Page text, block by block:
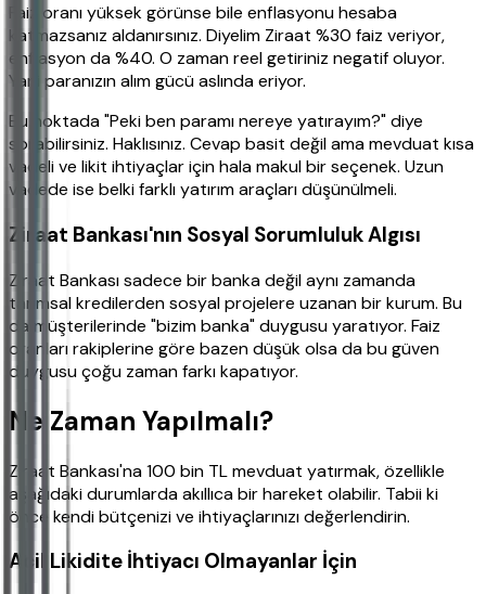
Faiz oranı yüksek görünse bile enflasyonu hesaba
katmazsanız aldanırsınız. Diyelim Ziraat %30 faiz veriyor,
enflasyon da %40. O zaman reel getiriniz negatif oluyor.
Yani paranızın alım gücü aslında eriyor.
Bu noktada "Peki ben paramı nereye yatırayım?" diye
sorabilirsiniz. Haklısınız. Cevap basit değil ama mevduat kısa
vadeli ve likit ihtiyaçlar için hala makul bir seçenek. Uzun
vadede ise belki farklı yatırım araçları düşünülmeli.
Ziraat Bankası'nın Sosyal Sorumluluk Algısı
Ziraat Bankası sadece bir banka değil aynı zamanda
tarımsal kredilerden sosyal projelere uzanan bir kurum. Bu
da müşterilerinde "bizim banka" duygusu yaratıyor. Faiz
oranları rakiplerine göre bazen düşük olsa da bu güven
duygusu çoğu zaman farkı kapatıyor.
Ne Zaman Yapılmalı?
Ziraat Bankası'na 100 bin TL mevduat yatırmak, özellikle
aşağıdaki durumlarda akıllıca bir hareket olabilir. Tabii ki
önce kendi bütçenizi ve ihtiyaçlarınızı değerlendirin.
Acil Likidite İhtiyacı Olmayanlar İçin